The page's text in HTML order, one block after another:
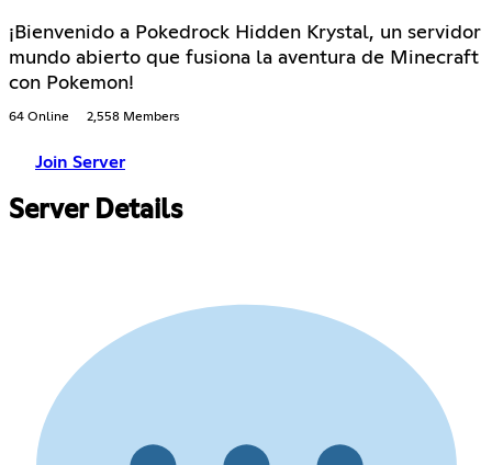
¡Bienvenido a Pokedrock Hidden Krystal, un servidor
mundo abierto que fusiona la aventura de Minecraft
con Pokemon!
64 Online 2,558 Members
Join Server
Server Details